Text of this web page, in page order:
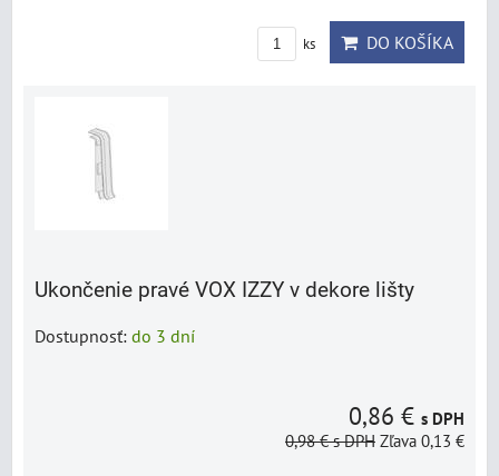
ks DO KOŠÍKA
Ukončenie pravé VOX IZZY v dekore lišty
Dostupnosť: do 3 dní
0,86 € s DPH
0,98 €s DPH Zľava 0,13 €